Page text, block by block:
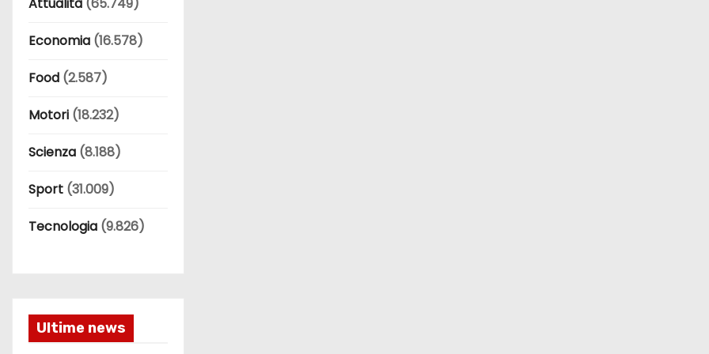
Economia (16.578)
Food (2.587)
Motori (18.232)
Scienza (8.188)
Sport (31.009)
Tecnologia (9.826)
Ultime news